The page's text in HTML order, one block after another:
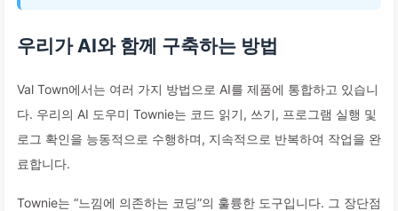
우리가 AI와 함께 구축하는 방법
Val Town에서는 여러 가지 방법으로 AI를 제품에 통합하고 있습니
다. 우리의 AI 도우미 Townie는 코드 읽기, 쓰기, 프로그램 실행 및
로그 확인을 능동적으로 수행하며, 지속적으로 반복하여 작업을 완
료합니다.
Townie는 “느낌에 의존하는 코딩”의 훌륭한 도구입니다. 그 장단점